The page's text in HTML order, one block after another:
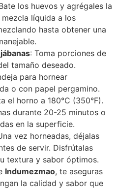
los huevos y agrégales la
líquida a los
hasta obtener una
: Toma porciones de
tamaño deseado.
para hornear
o con papel pergamino.​
el horno a 180°C (350°F).
durante 20-25 minutos o
en la superficie.​
vez horneadas, déjalas
de servir. Disfrútalas
textura y sabor óptimos.​
Indumezmao, te aseguras
la calidad y sabor que